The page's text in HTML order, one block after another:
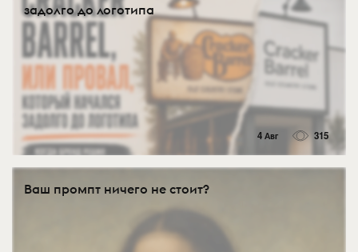
задолго до логотипа
4 Авг 315
Ваш промпт ничего не стоит?